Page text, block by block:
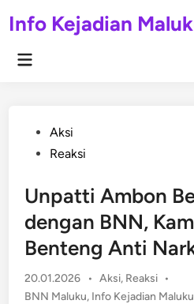
toInfo Kejadian
Main
PostedAksi
Reaksi
Unpatti Ambon
dengan BNN,
Benteng Anti
20.01.2026 • Posted
in
Aksi, Reaksi •
BNN Maluku, Info Kejadian Maluku